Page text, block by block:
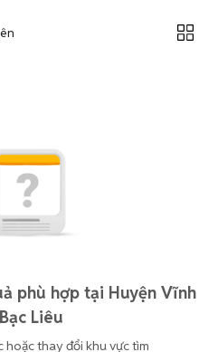
phù hợp tại Huyện Vĩnh
Liêu
hoặc thay đổi khu vực tìm